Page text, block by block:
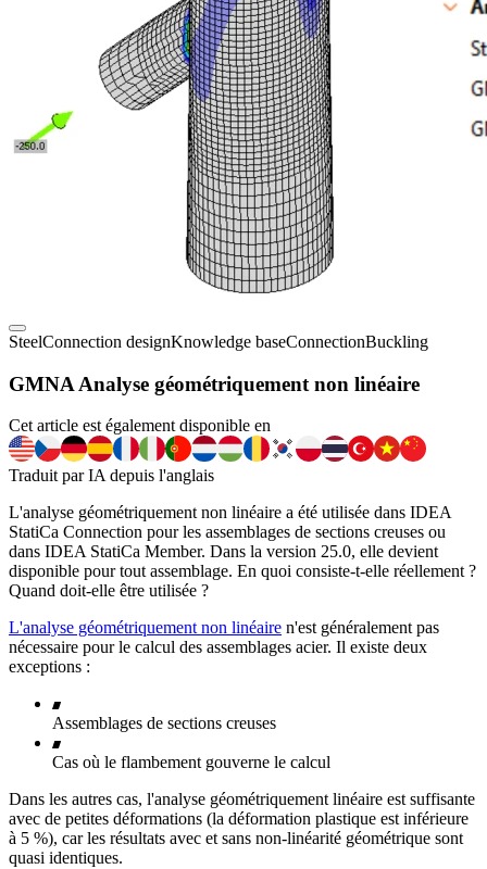
SteelConnection designKnowledge baseConnectionBuckling
GMNA Analyse géométriquement non linéaire
Cet article est également disponible en
Traduit par IA depuis l'anglais
L'analyse géométriquement non linéaire a été utilisée dans IDEA
StatiCa Connection pour les assemblages de sections creuses ou
dans IDEA StatiCa Member. Dans la version 25.0, elle devient
disponible pour tout assemblage. En quoi consiste-t-elle réellement ?
Quand doit-elle être utilisée ?
L'analyse géométriquement non linéaire n'est généralement pas
nécessaire pour le calcul des assemblages acier. Il existe deux
exceptions :
Assemblages de sections creuses
Cas où le flambement gouverne le calcul
Dans les autres cas, l'analyse géométriquement linéaire est suffisante
avec de petites déformations (la déformation plastique est inférieure
à 5 %), car les résultats avec et sans non-linéarité géométrique sont
quasi identiques.